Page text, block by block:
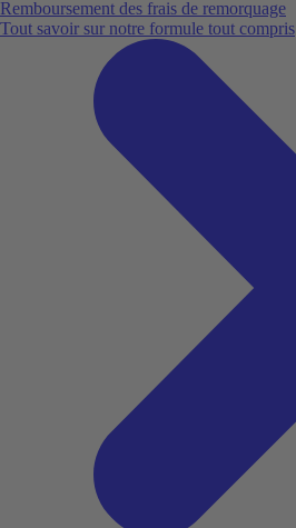
Remboursement des frais de remorquage
Tout savoir sur notre formule tout compris